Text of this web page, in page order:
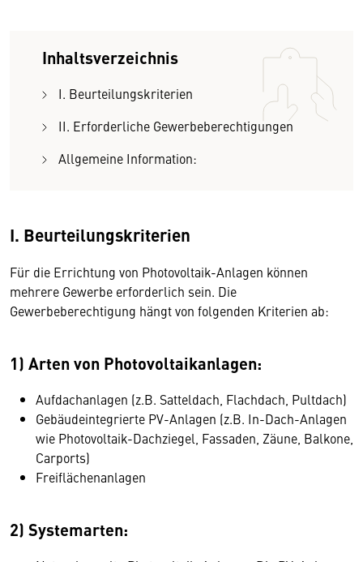
Inhaltsverzeichnis
I. Beurteilungskriterien
II. Erforderliche Gewerbeberechtigungen
Allgemeine Information:
I. Beurteilungskriterien
Für die Errichtung von Photovoltaik-Anlagen können
mehrere Gewerbe erforderlich sein. Die
Gewerbeberechtigung hängt von folgenden Kriterien ab:
1) Arten von Photovoltaikanlagen:
Aufdachanlagen (z.B. Satteldach, Flachdach, Pultdach)
Gebäudeintegrierte PV-Anlagen (z.B. In-Dach-Anlagen
wie Photovoltaik-Dachziegel, Fassaden, Zäune, Balkone,
Carports)
Freiflächenanlagen
2) Systemarten: